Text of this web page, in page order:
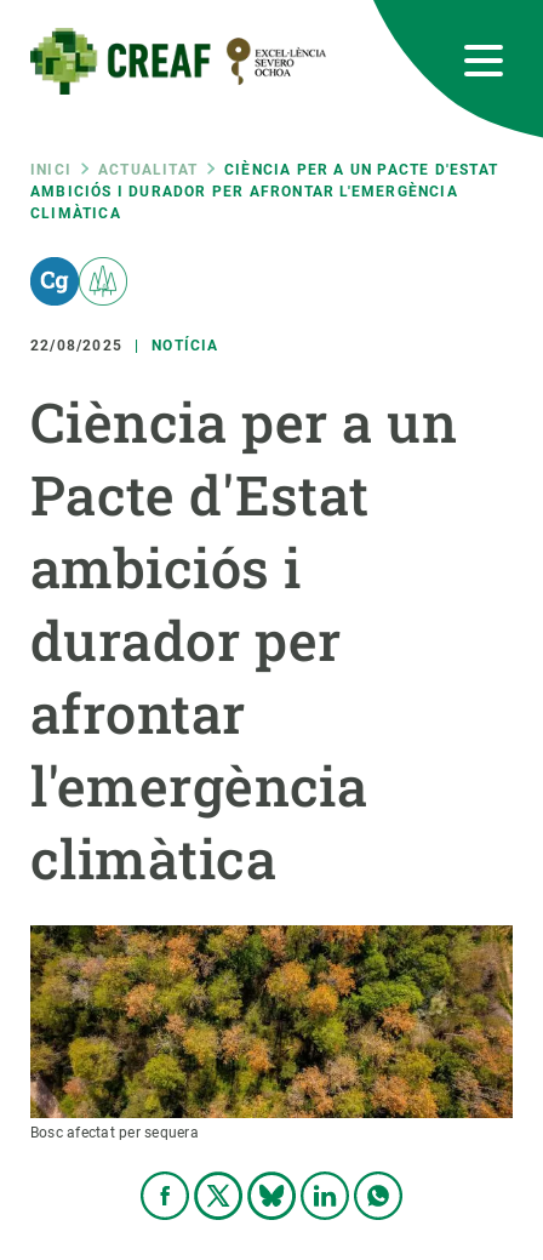
contingut
Fil
d'ariadna
INICI ACTUALITAT
CIÈNCIA PER A UN PACTE D'ESTAT
AMBICIÓS I DURADOR PER AFRONTAR L'EMERGÈNCIA
CLIMÀTICA
22/08/2025 NOTÍCIA
Ciència per a un
Pacte d'Estat
ambiciós i
durador per
afrontar
l'emergència
climàtica
Bosc afectat per sequera
RRSS
Featured
responsive
Responsive
menu
RECERCA
CIÈNCIA EN ACCIÓ
NOTÍCIES I AGENDA